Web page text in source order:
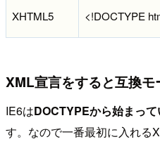
XHTML5 <!DOCTYPE
XML宣言をすると互換モ
IE6はDOCTYPEから始まっ
す。なので一番最初に入れる